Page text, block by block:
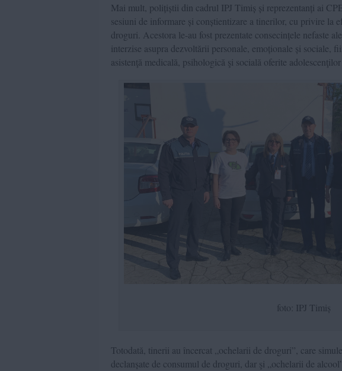
Mai mult, polițiștii din cadrul IPJ Timiș și reprezentanți ai
sesiuni de informare și conștientizare a tinerilor, cu privire la
droguri. Acestora le-au fost prezentate consecințele nefaste
interzise asupra dezvoltării personale, emoționale și sociale,
asistenţă medicală, psihologică şi socială oferite
foto: IPJ Timiș
Totodată, tinerii au încercat „ochelarii de droguri”, care
declanșate de consumul de droguri, dar şi „ochelarii de